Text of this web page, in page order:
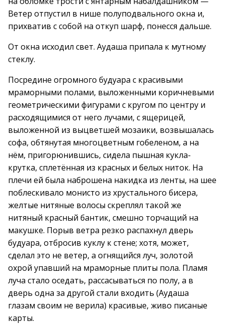
Ветер отпустил в нише полуподвального окна и,
прихватив с собой на откуп шарф, понесся дальше.
От окна исходил свет. Аудаша припала к мутному
стеклу.
Посредине огромного будуара с красивыми
мраморными полами, выложенными коричневыми
геометрическими фигурами с кругом по центру и
расходящимися от него лучами, с ящерицей,
выложенной из выцветшей мозаики, возвышалась
софа, обтянутая многоцветным гобеленом, а на
нём, пригорюнившись, сидела пышная кукла-
крутка, сплетённая из красных и белых ниток. На
плечи ей была наброшена накидка из ленты, на шее
поблескивало монисто из хрустального бисера,
желтые нитяные волосы скреплял такой же
нитяный красный бантик, смешно торчащий на
макушке. Порыв ветра резко распахнул дверь
будуара, отбросив куклу к стене; хотя, может,
сделал это не ветер, а огнящийся луч, золотой
охрой упавший на мраморные плиты пола. Пламя
луча стало оседать, рассасываться по полу, а в
дверь одна за другой стали входить (Аудаша
глазам своим не верила) красивые, живо писаные
карты.